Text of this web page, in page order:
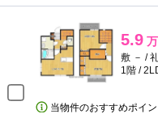
5.9
敷 － /
1階 /
当物件のおすすめポイ